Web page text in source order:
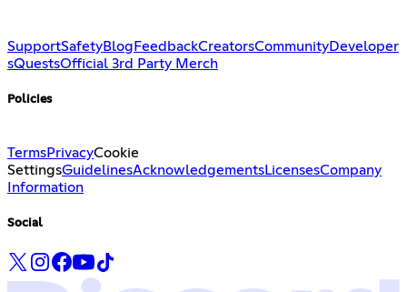
SupportSafetyBlog FeedbackCreatorsCommunityDeveloper
sQuestsOfficial 3rd Party Merch
Policies
TermsPrivacyCookie
SettingsGuidelinesAcknowledgementsLicensesCompany
Information
Social